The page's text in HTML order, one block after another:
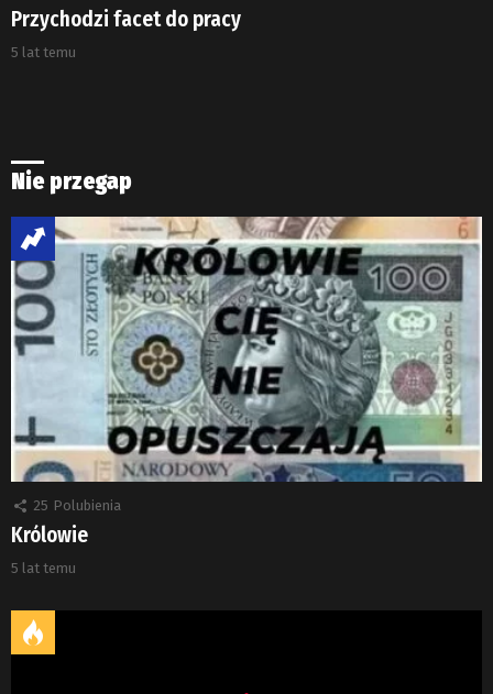
Przychodzi facet do pracy
5 lat temu
Nie przegap
25 Polubienia
Królowie
5 lat temu